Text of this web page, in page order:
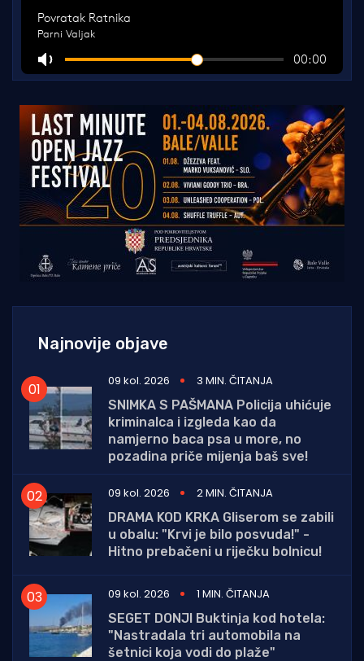
Najnovije objave
09 kol. 2026
3 MIN. ČITANJA
SNIMKA S PAŠMANA Policija uhićuje
kriminalca i izgleda kao da
namjerno baca psa u more, no
pozadina priče mijenja baš sve!
09 kol. 2026
2 MIN. ČITANJA
DRAMA KOD KRKA Gliserom se zabili
u obalu: "Krvi je bilo posvuda!" -
Hitno prebačeni u riječku bolnicu!
09 kol. 2026
1 MIN. ČITANJA
SEGET DONJI Buktinja kod hotela:
"Nastradala tri automobila na
šetnici koja vodi do plaže"